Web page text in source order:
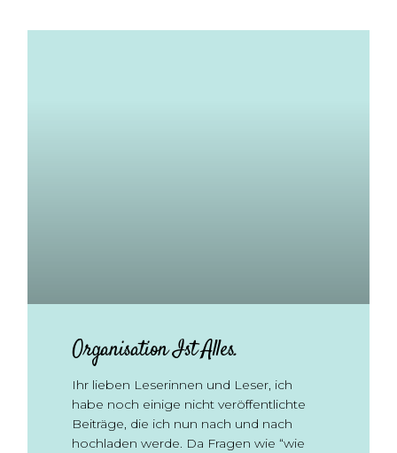
Organisation Ist Alles.
Ihr lieben Leserinnen und Leser, ich
habe noch einige nicht veröffentlichte
Beiträge, die ich nun nach und nach
hochladen werde. Da Fragen wie “wie